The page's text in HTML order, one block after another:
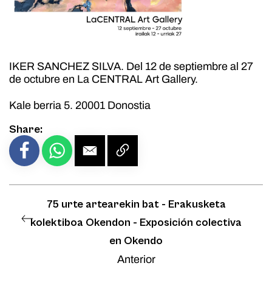
IKER SANCHEZ SILVA. Del 12 de septiembre al 27
de octubre en La CENTRAL Art Gallery.
Kale berria 5. 20001 Donostia
Share:
75 urte artearekin bat - Erakusketa
kolektiboa Okendon - Exposición colectiva
en Okendo
Anterior